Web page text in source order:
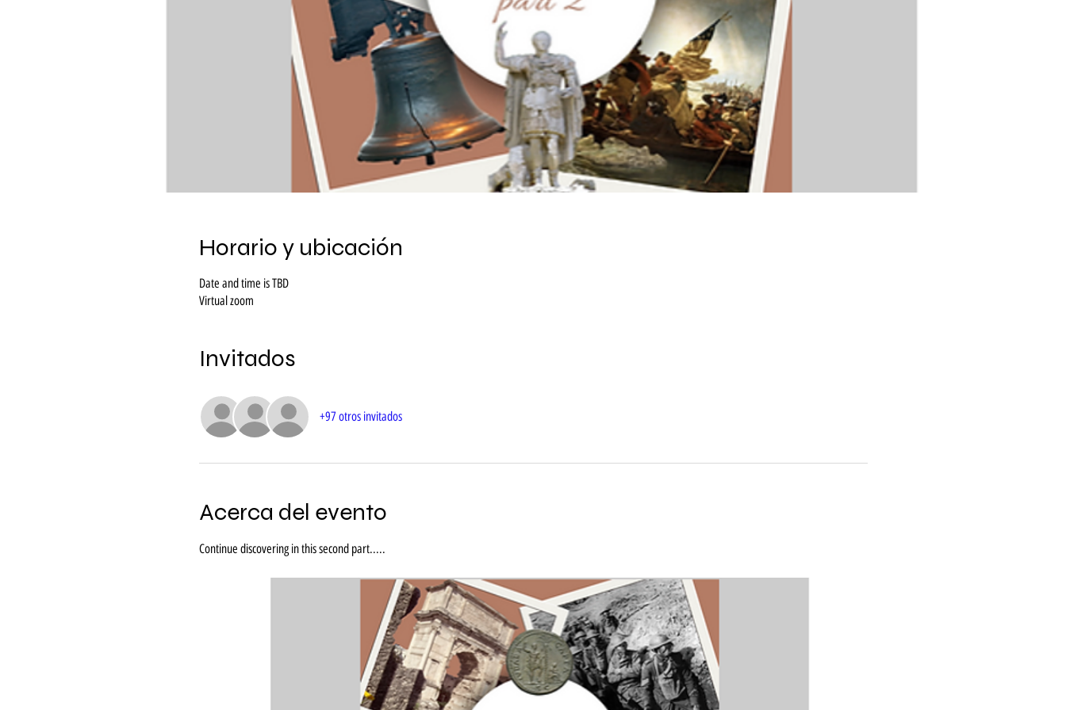
Horario y ubicación
Date and time is TBD
Virtual zoom
Invitados
+97 otros invitados
Acerca del evento
Continue discovering in this second part.....